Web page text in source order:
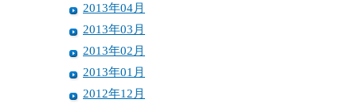
2013年04月
2013年03月
2013年02月
2013年01月
2012年12月